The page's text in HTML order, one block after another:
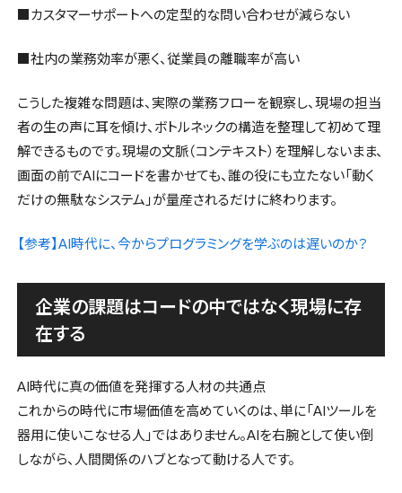
■カスタマーサポートへの定型的な問い合わせが減らない
■社内の業務効率が悪く、従業員の離職率が高い
こうした複雑な問題は、実際の業務フローを観察し、現場の担当
者の生の声に耳を傾け、ボトルネックの構造を整理して初めて理
解できるものです。現場の文脈（コンテキスト）を理解しないまま、
画面の前でAIにコードを書かせても、誰の役にも立たない「動く
だけの無駄なシステム」が量産されるだけに終わります。
【参考】AI時代に、今からプログラミングを学ぶのは遅いのか？
企業の課題はコードの中ではなく現場に存
在する
AI時代に真の価値を発揮する人材の共通点
これからの時代に市場価値を高めていくのは、単に「AIツールを
器用に使いこなせる人」ではありません。AIを右腕として使い倒
しながら、人間関係のハブとなって動ける人です。